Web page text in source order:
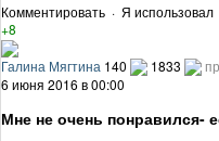
Комментировать · Я использовал
+8
Галина Мягтина 140 1833
6 июня 2016 в 00:00
Мне не очень понравился-